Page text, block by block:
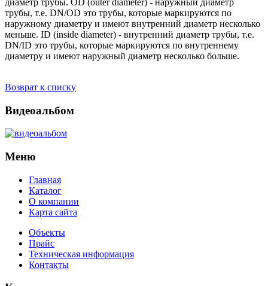
трубы, т.е. DN/OD это трубы, которые маркируются по
наружному диаметру и имеют внутренний диаметр несколько
меньше. ID (inside diameter) - внутренний диаметр трубы, т.е.
DN/ID это трубы, которые маркируются по внутреннему
диаметру и имеют наружный диаметр несколько больше.
Возврат к списку
Видеоальбом
Меню
Главная
Каталог
О компании
Карта сайта
Объекты
Прайс
Техническая информация
Контакты